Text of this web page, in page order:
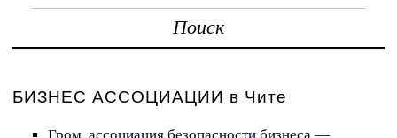
Поиск
БИЗНЕС АССОЦИАЦИИ в Чите